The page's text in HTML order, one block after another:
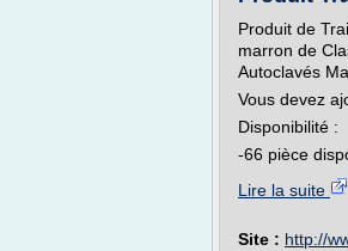
Produit de
marron de
Autoclavés
Vous devez
Disponibilité :
-66 pièce
Lire la suite
Site : http://